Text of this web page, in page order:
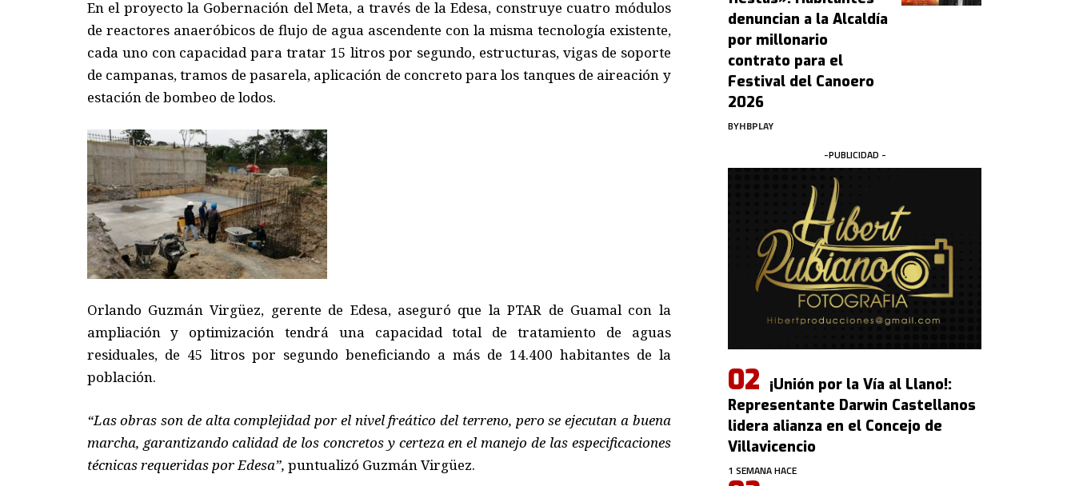
En el proyecto la Gobernación del Meta, a través de la Edesa, construye cuatro módulos
de reactores anaeróbicos de flujo de agua ascendente con la misma tecnología existente,
cada uno con capacidad para tratar 15 litros por segundo, estructuras, vigas de soporte
de campanas, tramos de pasarela, aplicación de concreto para los tanques de aireación y
estación de bombeo de lodos.
Orlando Guzmán Virgüez, gerente de Edesa, aseguró que la PTAR de Guamal con la
ampliación y optimización tendrá una capacidad total de tratamiento de aguas
residuales, de 45 litros por segundo beneficiando a más de 14.400 habitantes de la
población.
“Las obras son de alta complejidad por el nivel freático del terreno, pero se ejecutan a buena
marcha, garantizando calidad de los concretos y certeza en el manejo de las especificaciones
técnicas requeridas por Edesa”, puntualizó Guzmán Virgüez.
denuncian a la Alcaldía
por millonario
contrato para el
Festival del Canoero
2026
BYHBPLAY
-PUBLICIDAD -
¡Unión por la Vía al Llano!:
Representante Darwin Castellanos
lidera alianza en el Concejo de
Villavicencio
1 SEMANA HACE